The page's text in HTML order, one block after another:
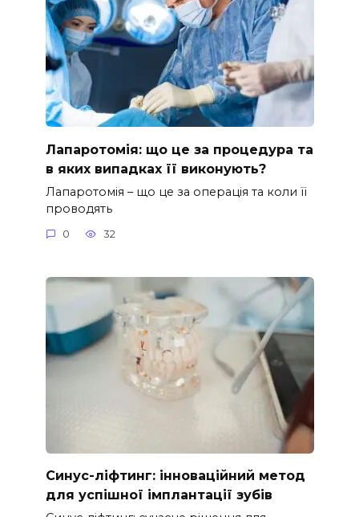
Лапаротомія: що це за процедура та
в яких випадках її виконують?
Лапаротомія – що це за операція та коли її
проводять
0 32
Синус-ліфтинг: інноваційний метод
для успішної імплантації зубів